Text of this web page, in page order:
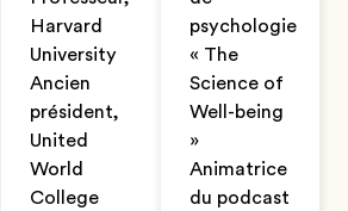
Harvard
University
Ancien
président,
United
World
College
psychologie
« The
Science of
Well-being
»
Animatrice
du podcast